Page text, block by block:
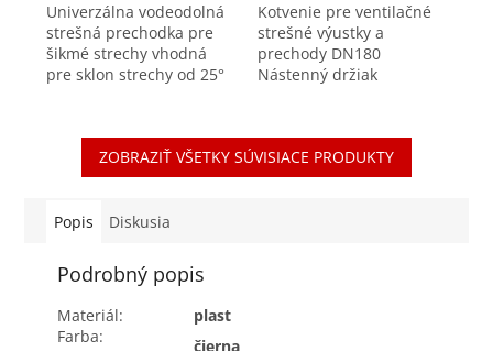
Univerzálna vodeodolná
strešná prechodka pre
šikmé strechy vhodná
pre sklon strechy od 25°
vďaka tvarovateľnému
hydroizolačnému...
Kotvenie pre ventilačné
strešné výustky a
prechody DN180
Nástenný držiak
strešných prechodov.
Zabezpečuje
kompatibilitu medzi...
ZOBRAZIŤ VŠETKY SÚVISIACE PRODUKTY
Popis Diskusia
Podrobný popis
Materiál:
plast
Farba:
čierna